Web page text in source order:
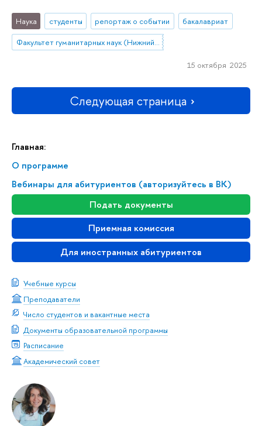
Главная:
О программе
Вебинары для абитуриентов (авторизуйтесь в ВК)
Подать документы
Приемная комиссия
Для иностранных абитуриентов
Учебные курсы
Преподаватели
Число студентов и вакантные места
Документы образовательной программы
Расписание
Академический совет
Наука студенты репортаж о событии
бакалавриат
Факультет гуманитарных наук (Нижний Новгород)
15 октября 2025
Следующая страница